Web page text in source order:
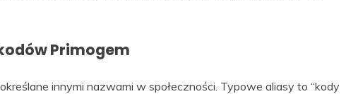
Primogem
innymi nazwami w społeczności. Typowe aliasy to “kody